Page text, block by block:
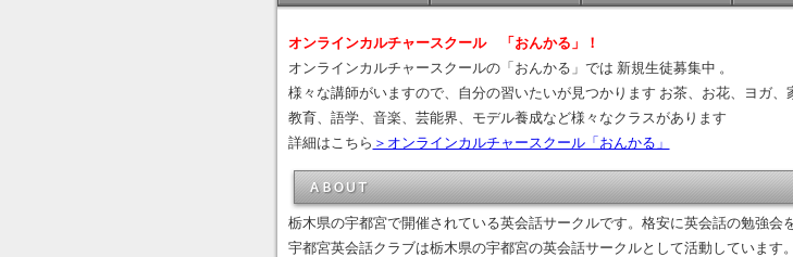
オンラインカルチャースクール 「おんかる」！
オンラインカルチャースクールの「おんかる」では 新規生徒募集中 。
様々な講師がいますので、自分の習いたいが見つかります お茶、お花、ヨガ、
教育、語学、音楽、芸能界、モデル養成など様々なクラスがあります
詳細はこちら ＞オンラインカルチャースクール「おんかる」
栃木県の宇都宮で開催されている英会話サークルです。格安に英会話の勉強会
宇都宮英会話クラブは栃木県の宇都宮の英会話サークルとして活動しています